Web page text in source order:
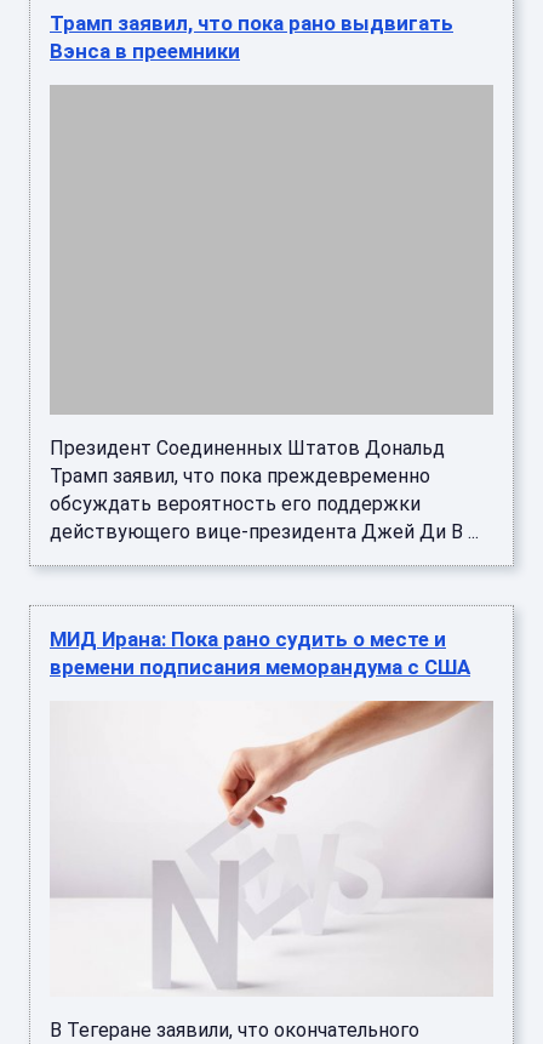
Трамп заявил, что пока рано выдвигать
Вэнса в преемники
Президент Соединенных Штатов Дональд
Трамп заявил, что пока преждевременно
обсуждать вероятность его поддержки
действующего вице-президента Джей Ди В ...
МИД Ирана: Пока рано судить о месте и
времени подписания меморандума с США
В Тегеране заявили, что окончательного